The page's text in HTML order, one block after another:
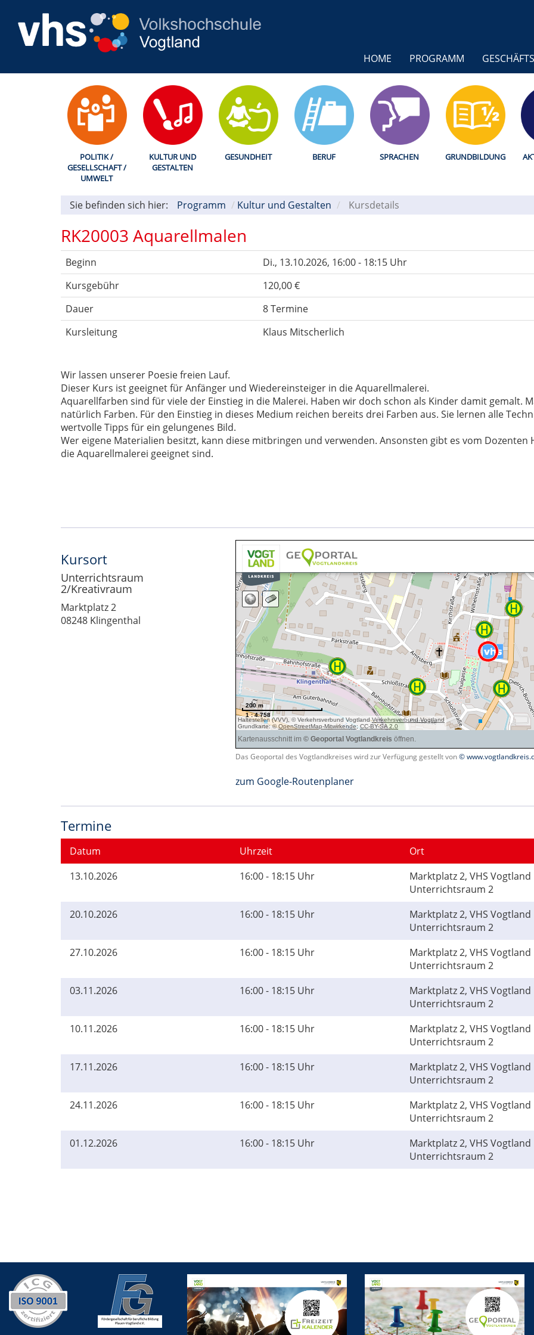
HOME PROGRAMM
POLITIK /
GESELLSCHAFT /
UMWELT
KULTUR UND
GESTALTEN
GESUNDHEIT BERUF SPRACHEN GRUNDBILDUNG
Sie befinden sich hier: Programm Kultur und Gestalten / Kursdetails
RK20003 Aquarellmalen
Beginn Di., 13.10.2026, 16:00 - 18:15 Uhr
Kursgebühr
120,00 €
Dauer
8 Termine
Kursleitung
Klaus Mitscherlich
Wir lassen unserer Poesie freien Lauf.
Dieser Kurs ist geeignet für Anfänger und Wiedereinsteiger in die Aquarellmalerei.
Aquarellfarben sind für viele der Einstieg in die Malerei. Haben wir doch schon als Kinder damit gemalt.
natürlich Farben. Für den Einstieg in dieses Medium reichen bereits drei Farben aus. Sie lernen alle
wertvolle Tipps für ein gelungenes Bild.
Wer eigene Materialien besitzt, kann diese mitbringen und verwenden. Ansonsten gibt es vom
die Aquarellmalerei geeignet sind.
Kursort
Unterrichtsraum
2/Kreativraum
Marktplatz 2
08248 Klingenthal
Das Geoportal des Vogtlandkreises wird zur Verfügung gestellt von©
zum Google-Routenplaner
Termine
Datum Uhrzeit
Ort
13.10.2026
16:00 - 18:15 Uhr
Marktplatz 2, VHS
Unterrichtsraum 2
20.10.2026
16:00 - 18:15 Uhr
Marktplatz 2, VHS
Unterrichtsraum 2
27.10.2026
16:00 - 18:15 Uhr
Marktplatz 2, VHS
Unterrichtsraum 2
03.11.2026
16:00 - 18:15 Uhr
Marktplatz 2, VHS
Unterrichtsraum 2
10.11.2026
16:00 - 18:15 Uhr
Marktplatz 2, VHS
Unterrichtsraum 2
17.11.2026
16:00 - 18:15 Uhr
Marktplatz 2, VHS
Unterrichtsraum 2
24.11.2026
16:00 - 18:15 Uhr
Marktplatz 2, VHS
Unterrichtsraum 2
01.12.2026
16:00 - 18:15 Uhr
Marktplatz 2, VHS
Unterrichtsraum 2